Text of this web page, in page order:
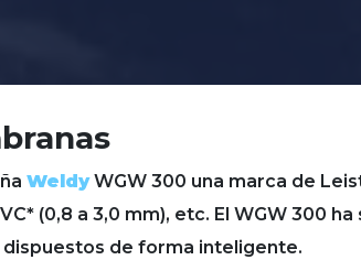
WeldyWGW 300 una marca de
(0,8 a 3,0 mm), etc. El WGW 300
de forma inteligente.